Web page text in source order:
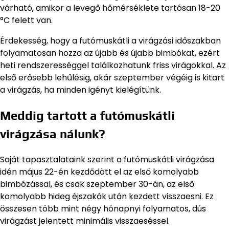
várható, amikor a levegő hőmérséklete tartósan 18-20
°C felett van.
Érdekesség, hogy a futómuskátli a virágzási időszakban
folyamatosan hozza az újabb és újabb bimbókat, ezért
heti rendszerességgel találkozhatunk friss virágokkal. Az
első erősebb lehűlésig, akár szeptember végéig is kitart
a virágzás, ha minden igényt kielégítünk.
Meddig tartott a futómuskátli
virágzása nálunk?
Saját tapasztalataink szerint a futómuskátli virágzása
idén május 22-én kezdődött el az első komolyabb
bimbózással, és csak szeptember 30-án, az első
komolyabb hideg éjszakák után kezdett visszaesni. Ez
összesen több mint négy hónapnyi folyamatos, dús
virágzást jelentett minimális visszaeséssel.